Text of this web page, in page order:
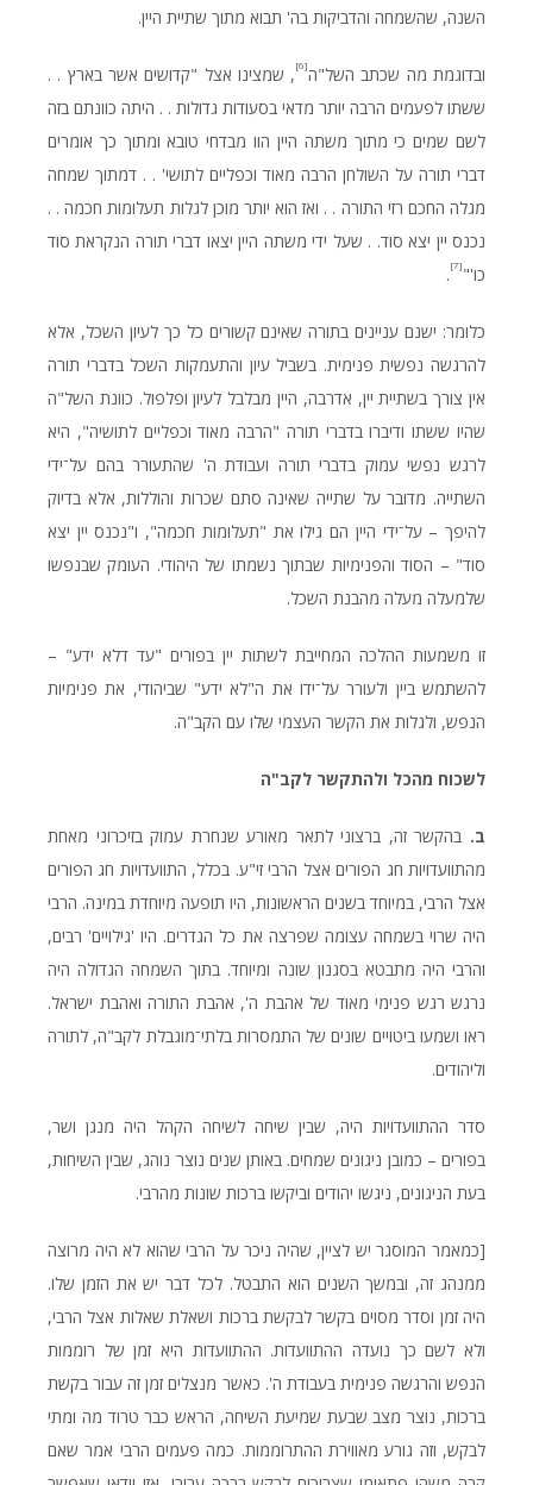
השנה, שהשמחה והדביקות בה' תבוא מתוך שתיית היין.
ובדוגמת מה שכתב השל"ה[6]
, שמצינו אצל "קדושים אשר בארץ . .
ששתו לפעמים הרבה יותר מדאי בסעודות גדולות . . היתה כוונתם בזה
לשם שמים כי מתוך משתה היין הוו מבדחי טובא ומתוך כך אומרים
דברי תורה על השולחן הרבה מאוד וכפליים לתושי' . . דמתוך שמחה
מגלה החכם רזי התורה . . ואז הוא יותר מוכן לגלות תעלומות חכ­מה . .
נכנס יין יצא סוד. . שעל ידי משתה היין יצאו דברי תורה הנקראת סוד
כו'" [7]
.
כלומר: ישנם עניינים בתורה שאינם קשורים כל כך לעיון השכל, אלא
להרגשה נפשית פנימית. בשביל עיון והתעמקות השכל בדברי תורה
אין צורך בשתיית יין, אדרבה, היין מבלבל לעיון ופלפול. כוונת השל"ה
שהיו ששתו ודיברו בדברי תורה "הרבה מאוד וכפליים לתושיה", היא
לרגש נפשי עמוק בדברי תורה ועבודת ה' שהתעורר בהם על־ידי
השתייה. מדובר על שתייה שאינה סתם שכרות והוללות, אלא בדיוק
להיפך – על־ידי היין הם גילו את "תעלומות חכ­מה", ו"נכנס יין יצא
סוד" – הסוד והפנימיות שבתוך נשמתו של היהודי. העומק שבנפשו
שלמעלה מעלה מהבנת השכל.
זו משמעות ההלכה המחייבת לשתות יין בפורים "עד דלא ידע" –
להשתמש ביין ולעורר על־ידו את ה"לא ידע" שביהודי, את פנימיות
הנפש, ולגלות את הקשר העצמי שלו עם הקב"ה.
לשכוח מהכל ולהתקשר לקב"ה
ב. בהקשר זה, ברצוני לתאר מאורע שנחרת עמוק בזיכרוני מאחת
מהתוועדויות חג הפורים אצל הרבי זי"ע. בכלל, התוועדויות חג הפורים
אצל הרבי, במיוחד בשנים הראשונות, היו תופעה מיוחדת במינה. הרבי
היה שרוי בשמחה עצומה שפרצה את כל הגדרים. היו 'גילויים' רבים,
והרבי היה מתבטא בסגנון שונה ומיוחד. בתוך השמחה הגדולה היה
נרגש רגש פנימי מאוד של אהבת ה', אהבת התורה ואהבת ישראל.
ראו ושמעו ביטויים שונים של התמסרות בלתי־מוגבלת לקב"ה, לתורה
וליהודים.
סדר ההתוועדויות היה, שבין שיחה לשיחה הקהל היה מנגן ושר,
בפורים – כמובן ניגונים שמחים. באותן שנים נוצר נוהג, שבין השיחות,
בעת הניגונים, ניגשו יהודים וביקשו ברכות שונות מהרבי.
[כמאמר המוסגר יש לציין, שהיה ניכר על הרבי שהוא לא היה מרוצה
ממנהג זה, ובמשך השנים הוא התבטל. לכל דבר יש את הזמן שלו.
היה זמן וסדר מסוים בקשר לבקשת ברכות ושאלת שאלות אצל הרבי,
ולא לשם כך נועדה ההתוועדות. ההתוועדות היא זמן של רוממות
הנפש והרגשה פנימית בעבודת ה'. כאשר מנצלים זמן זה עבור בקשת
ברכות, נוצר מצב שבעת שמיעת השיחה, הראש כבר טרוד מה ומתי
לבקש, וזה גורע מאווירת ההתרוממות. כמה פעמים הרבי אמר שאם